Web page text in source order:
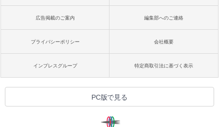
広告掲載のご案内 編集部へのご連絡
プライバシーポリシー 会社概要
インプレスグループ 特定商取引法に基づく表示
PC版で見る